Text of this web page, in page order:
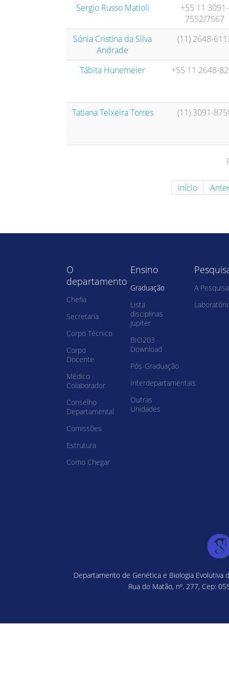
Sergio Russo Matioli
+55 11 3091-
7552/7567
Sónia Cristina da Silva
Andrade
(11) 2648-
Tábita Hünemeier +55 11 2648-
Tatiana Teixeira Torres (11) 3091-
Início
O
departamento
Chefia
Secretaria
Corpo Técnico
Corpo
Docente
Médico
Colaborador
Conselho
Departamental
Comissões
Estrutura
Como Chegar
Ensino
Graduação
Lista
disciplinas
Jupiter
BIO203 -
Download
Pós-Graduação
Interdepartamentais
Outras
Unidades
A Pesquisa
Departamento de Genética e Biologia Evolutiva
Rua do Matão, nº. 277, Cep: